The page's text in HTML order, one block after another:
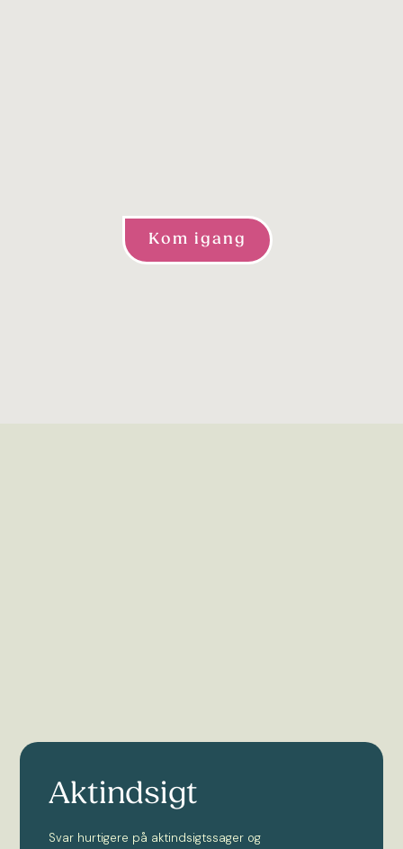
Kom igang
Aktindsigt
Svar hurtigere på aktindsigtssager og